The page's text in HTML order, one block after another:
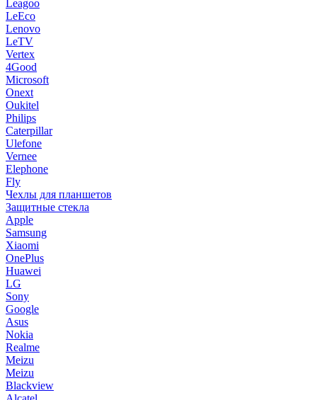
Leagoo
LeEco
Lenovo
LeTV
Vertex
4Good
Microsoft
Onext
Oukitel
Philips
Caterpillar
Ulefone
Vernee
Elephone
Fly
Чехлы для планшетов
Защитные стекла
Apple
Samsung
Xiaomi
OnePlus
Huawei
LG
Sony
Google
Asus
Nokia
Realme
Meizu
Meizu
Blackview